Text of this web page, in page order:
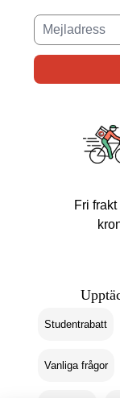
Fri
Studentrabatt
Vanliga frågor